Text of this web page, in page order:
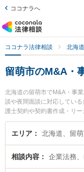
ココナラへ
ココナラ法律相談 北海
留萌市のM&A・
北海道の留萌市でM&A・事
談や夜間面談に対応してい
護士契約や契約書作成・リ
かな分野での絞り込み検索
の海北 健太弁護士のプロフ
護士を検索したい』『初回
内の弁護士に相談予約した
エリア 北海道、留
相談内容 企業法務